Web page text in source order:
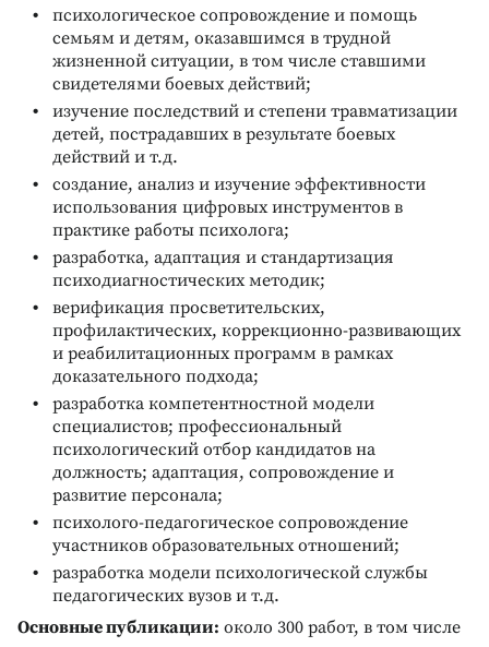
психологическое сопровождение и помощь
семьям и детям, оказавшимся в трудной
жизненной ситуации, в том числе ставшими
свидетелями боевых действий;
изучение последствий и степени травматизации
детей, пострадавших в результате боевых
действий и т.д.
создание, анализ и изучение эффективности
использования цифровых инструментов в
практике работы психолога;
разработка, адаптация и стандартизация
психодиагностических методик;
верификация просветительских,
профилактических, коррекционно-развивающих
и реабилитационных программ в рамках
доказательного подхода;
разработка компетентностной модели
специалистов; профессиональный
психологический отбор кандидатов на
должность; адаптация, сопровождение и
развитие персонала;
психолого-педагогическое сопровождение
участников образовательных отношений;
разработка модели психологической службы
педагогических вузов и т.д.
Основные публикации: около 300 работ, в том числе